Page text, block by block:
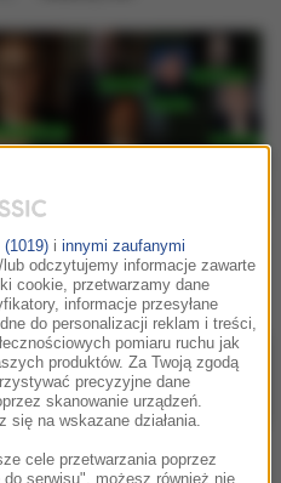
program festiwalu
muzyki
już
i
mamy
i innymi zaufanymi
odczytujemy informacje zawarte
cookie, przetwarzamy dane
informacje przesyłane
do personalizacji reklam i treści,
pomiaru ruchu jak
produktów. Za Twoją zgodą
precyzyjne dane
skanowanie urządzeń.
na wskazane działania.
cele przetwarzania poprzez
serwisu", możesz również nie